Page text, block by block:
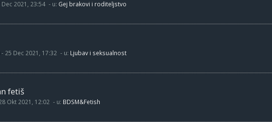
Dec 2021, 23:54 - u: Gej brakovi i roditeljstvo
- 25 Dec 2021, 17:32 - u: Ljubav i seksualnost
fetiš
Okt 2021, 12:02 - u: BDSM&Fetish